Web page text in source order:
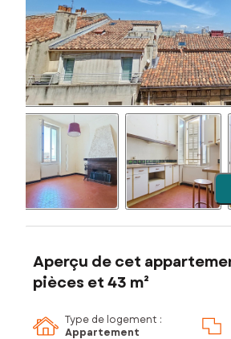
Aperçu de cet
pièces et 43 m²
Type de logement :
Appartement